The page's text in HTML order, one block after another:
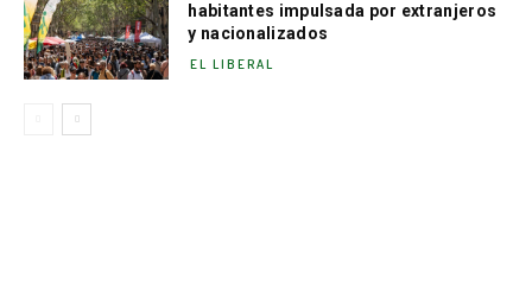
habitantes impulsada por extranjeros
y nacionalizados
EL LIBERAL